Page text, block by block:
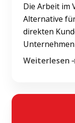
Die Arbeit im
Alternative
direkten
Weiterlesen